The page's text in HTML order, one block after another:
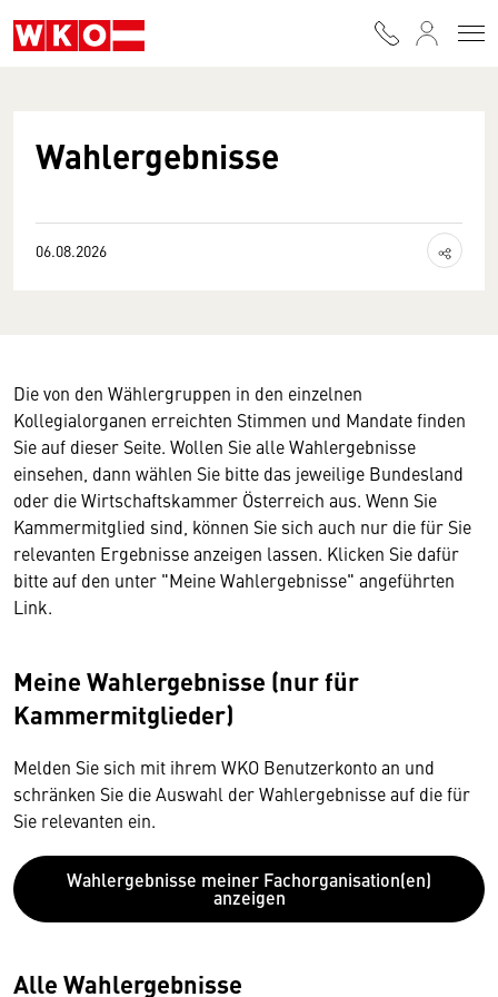
Wahlergebnisse
06.08.2026 Inhalt
Die von den Wählergruppen in den einzelnen
Kollegialorganen erreichten Stimmen und Mandate finden
Sie auf dieser Seite. Wollen Sie alle Wahlergebnisse
einsehen, dann wählen Sie bitte das jeweilige Bundesland
oder die Wirtschaftskammer Österreich aus. Wenn Sie
Kammermitglied sind, können Sie sich auch nur die für Sie
relevanten Ergebnisse anzeigen lassen. Klicken Sie dafür
bitte auf den unter "Meine Wahlergebnisse" angeführten
Link.
Meine Wahlergebnisse (nur für
Kammermitglieder)
Melden Sie sich mit ihrem WKO Benutzerkonto an und
schränken Sie die Auswahl der Wahlergebnisse auf die für
Sie relevanten ein.
Wahlergebnisse meiner Fachorganisation(en)
anzeigen
Alle Wahlergebnisse